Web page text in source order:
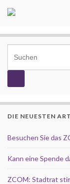
DIE NEUESTEN
Besuchen Sie das
Kann eine Spende
ZCOM: Stadtrat